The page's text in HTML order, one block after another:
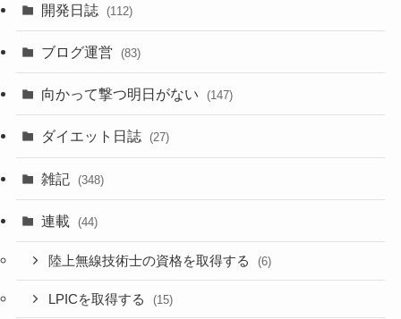
開発日誌 (112)
ブログ運営 (83)
向かって撃つ明日がない (147)
ダイエット日誌 (27)
雑記 (348)
連載 (44)
陸上無線技術士の資格を取得する (6)
LPICを取得する (15)